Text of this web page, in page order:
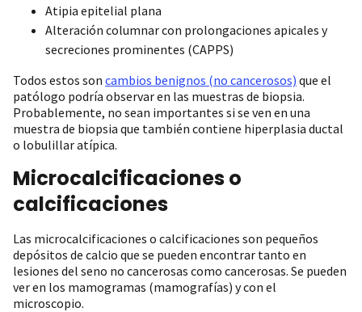
Atipia epitelial plana
Alteración columnar con prolongaciones apicales y
secreciones prominentes (CAPPS)
Todos estos son cambios benignos (no cancerosos) que el
patólogo podría observar en las muestras de biopsia.
Probablemente, no sean importantes si se ven en una
muestra de biopsia que también contiene hiperplasia ductal
o lobulillar atípica.
Microcalcificaciones o
calcificaciones
Las microcalcificaciones o calcificaciones son pequeños
depósitos de calcio que se pueden encontrar tanto en
lesiones del seno no cancerosas como cancerosas. Se pueden
ver en los mamogramas (mamografías) y con el
microscopio.